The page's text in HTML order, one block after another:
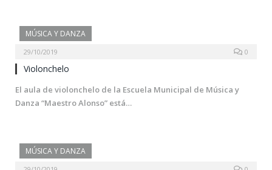
MÚSICA Y DANZA
29/10/2019 0
Violonchelo
El aula de violonchelo de la Escuela Municipal de Música y
Danza “Maestro Alonso” está…
MÚSICA Y DANZA